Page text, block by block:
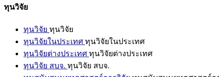
ทุนวิจัย
ทุนวิจัย ทุนวิจัย
ทุนวิจัยในประเทศ ทุนวิจัยในประเทศ
ทุนวิจัยต่างประเทศ ทุนวิจัยต่างประเทศ
ทุนวิจัย สบจ. ทุนวิจัย สบจ.